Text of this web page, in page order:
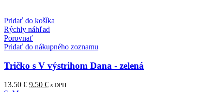
Pridať do košíka
Rýchly náhľad
Porovnať
Pridať do nákupného zoznamu
Tričko s V výstrihom Dana - zelená
13.50€ 9.50 € s DPH